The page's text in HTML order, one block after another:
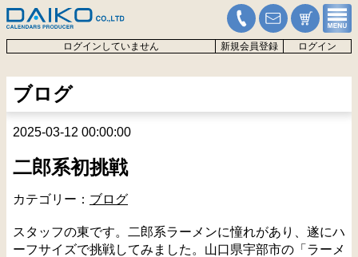
ログインしていません 新規会員登録 ログイン
ブログ
2025-03-12 00:00:00
二郎系初挑戦
カテゴリー： ブログ
スタッフの東です。二郎系ラーメンに憧れがあり、遂にハ
ーフサイズで挑戦してみました。山口県宇部市の「ラーメ